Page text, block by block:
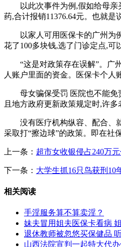
以此次事件为例,假如给母
药,合计报销11376.64元。也就
以家人可用医保卡的广州为
花了100多块钱,选了门诊定点,可
“这是对政策存在误解”。广
人账户里面的资金。医保卡个人
母女骗保受罚 医院也不能
且地方政府更新政策规定时,许
没有医疗机构纵容、配合、
采取打“擦边球”的政策。即在社
上一条： 超市女收银侵占240万
下一条： 大学生抓16只鸟获刑10
相关阅读
手淫服务算不算卖淫？
妹夫冒用姐夫医保卡看病
退休教师被忽悠买保健品
山西法院宣判一起特大代